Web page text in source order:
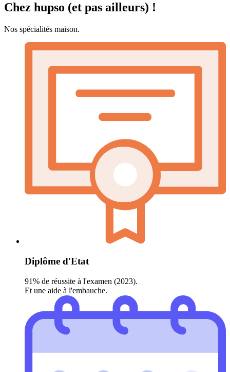
Chez hupso (et pas ailleurs) !
Nos spécialités maison.
Diplôme d'Etat
91% de réussite à l'examen (2023).
Et une aide à l'embauche.